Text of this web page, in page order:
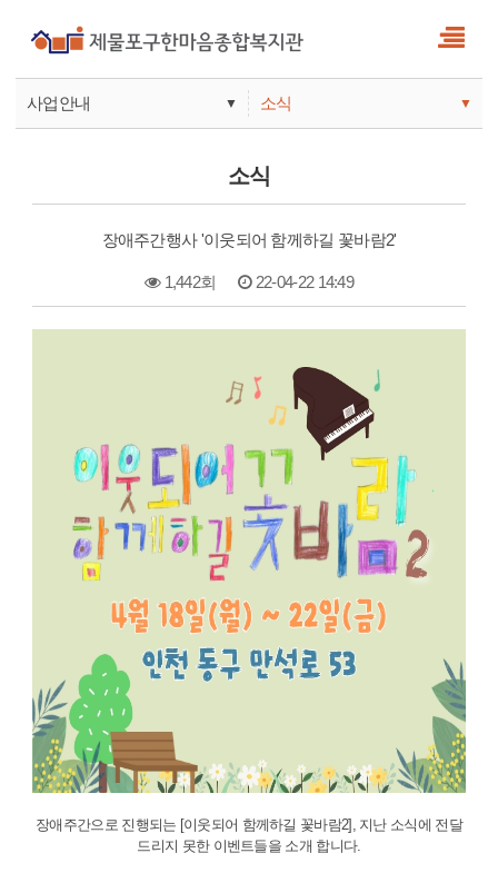
사업안내 ▼
기관안내
소식 ▼
서비스
참여
소식
장애주간행사 '이웃되어 함께하길 꽃바람2'
1,442회 22-04-22 14:49
본문
장애주간으로 진행되는 [이웃되어 함께하길 꽃바람2], 지난 소식에 전달
드리지 못한 이벤트들을 소개 합니다.